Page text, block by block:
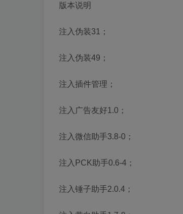
版本说明
注入伪装31；
注入伪装49；
注入插件管理；
注入广告友好1.0；
注入微信助手3.8-0；
注入PCK助手0.6-4；
注入锤子助手2.0.4；